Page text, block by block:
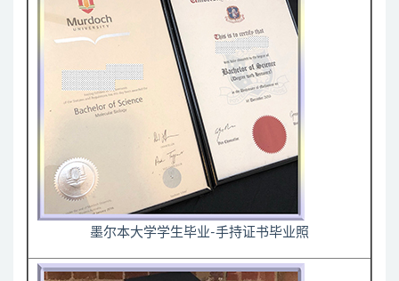
墨尔本大学学生毕业-手持证书毕业照